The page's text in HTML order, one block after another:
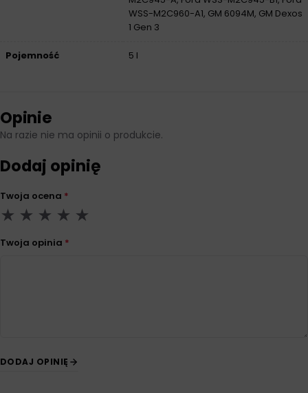
WSS-M2C960-A1, GM 6094M, GM Dexos
1 Gen 3
Pojemność 5 l
Opinie
Na razie nie ma opinii o produkcie.
Dodaj opinię
Twoja ocena *
Twoja opinia *
DODAJ OPINIĘ